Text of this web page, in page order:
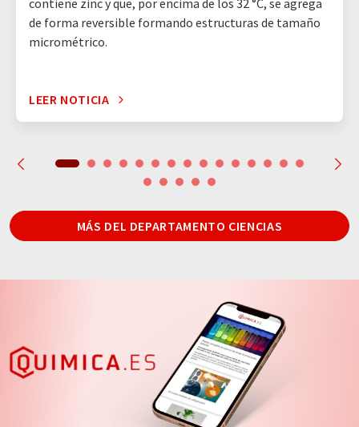
contiene zinc y que, por encima de los 32 °C, se agrega
de forma reversible formando estructuras de tamaño
micrométrico.
LEER NOTICIA
MÁS DEL DEPARTAMENTO CIENCIAS